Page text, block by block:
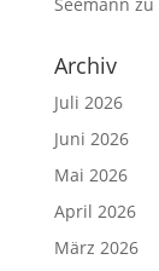
Archiv
Juli 2026
Juni 2026
Mai 2026
April 2026
März 2026